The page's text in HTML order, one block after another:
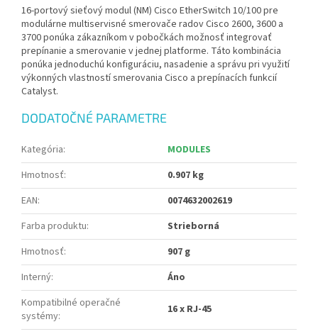
16-portový sieťový modul (NM) Cisco EtherSwitch 10/100 pre
modulárne multiservisné smerovače radov Cisco 2600, 3600 a
3700 ponúka zákazníkom v pobočkách možnosť integrovať
prepínanie a smerovanie v jednej platforme. Táto kombinácia
ponúka jednoduchú konfiguráciu, nasadenie a správu pri využití
výkonných vlastností smerovania Cisco a prepínacích funkcií
Catalyst.
DODATOČNÉ PARAMETRE
Kategória:
MODULES
Hmotnosť:
0.907 kg
EAN:
0074632002619
Farba produktu:
Strieborná
Hmotnosť:
907 g
Interný:
Áno
Kompatibilné operačné
systémy: 16 x RJ-45